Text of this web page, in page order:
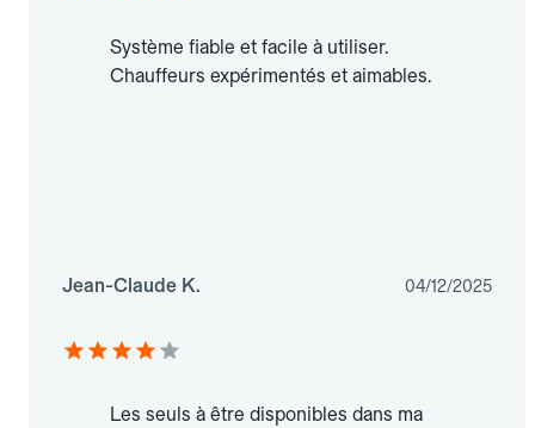
Système fiable et facile à utiliser.
Chauffeurs expérimentés et aimables.
Jean-Claude K. 04/12/2025
Les seuls à être disponibles dans ma